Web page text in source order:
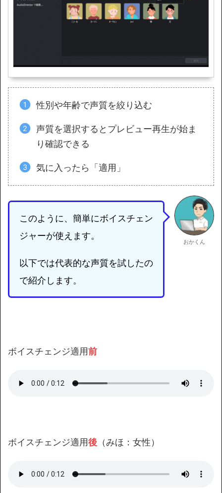
性別や年齢で声質を絞り込む
声質を選択するとプレビュー再生が始ま
り確認できる
気に入ったら「適用」
このように、簡単にボイスチェン
ジャーが使えます。
以下では代表的な声質を試したの
で紹介します。
おかくん
ボイスチェンジ適用前
ボイスチェンジ適用後 （みほ：女性）